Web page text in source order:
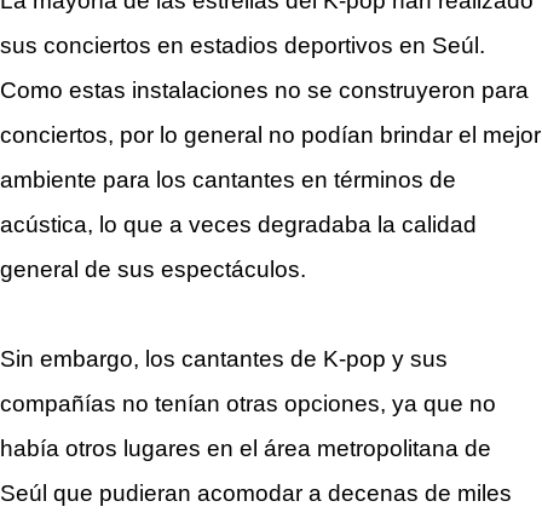
sus conciertos en estadios deportivos en Seúl.
Como estas instalaciones no se construyeron para
conciertos, por lo general no podían brindar el mejor
ambiente para los cantantes en términos de
acústica, lo que a veces degradaba la calidad
general de sus espectáculos.
Sin embargo, los cantantes de K-pop y sus
compañías no tenían otras opciones, ya que no
había otros lugares en el área metropolitana de
Seúl que pudieran acomodar a decenas de miles